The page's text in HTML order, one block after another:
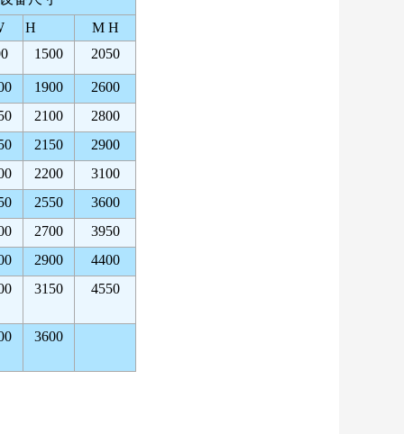
H
M H
1500 2050
1900
2600
2100
2800
2150
2900
2200
3100
2550
3600
2700
3950
2900
4400
3150 4550
3600